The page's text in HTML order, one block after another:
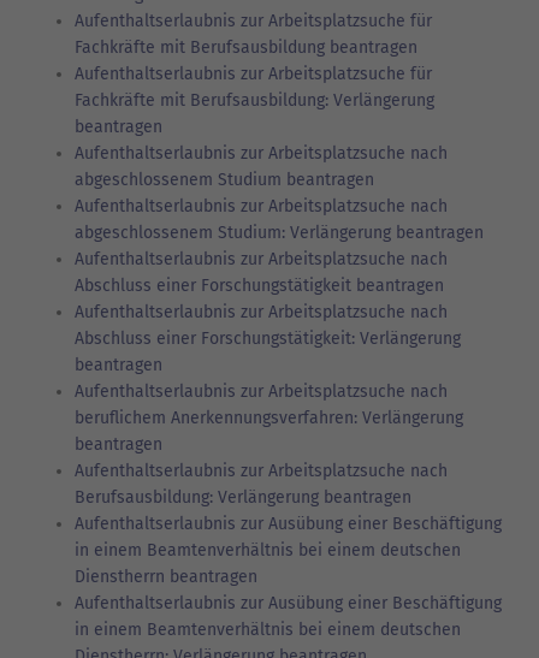
Aufenthaltserlaubnis zur Arbeitsplatzsuche für
Fachkräfte mit Berufsausbildung beantragen
Aufenthaltserlaubnis zur Arbeitsplatzsuche für
Fachkräfte mit Berufsausbildung: Verlängerung
beantragen
Aufenthaltserlaubnis zur Arbeitsplatzsuche nach
abgeschlossenem Studium beantragen
Aufenthaltserlaubnis zur Arbeitsplatzsuche nach
abgeschlossenem Studium: Verlängerung beantragen
Aufenthaltserlaubnis zur Arbeitsplatzsuche nach
Abschluss einer Forschungstätigkeit beantragen
Aufenthaltserlaubnis zur Arbeitsplatzsuche nach
Abschluss einer Forschungstätigkeit: Verlängerung
beantragen
Aufenthaltserlaubnis zur Arbeitsplatzsuche nach
beruflichem Anerkennungsverfahren: Verlängerung
beantragen
Aufenthaltserlaubnis zur Arbeitsplatzsuche nach
Berufsausbildung: Verlängerung beantragen
Aufenthaltserlaubnis zur Ausübung einer Beschäftigung
in einem Beamtenverhältnis bei einem deutschen
Dienstherrn beantragen
Aufenthaltserlaubnis zur Ausübung einer Beschäftigung
in einem Beamtenverhältnis bei einem deutschen